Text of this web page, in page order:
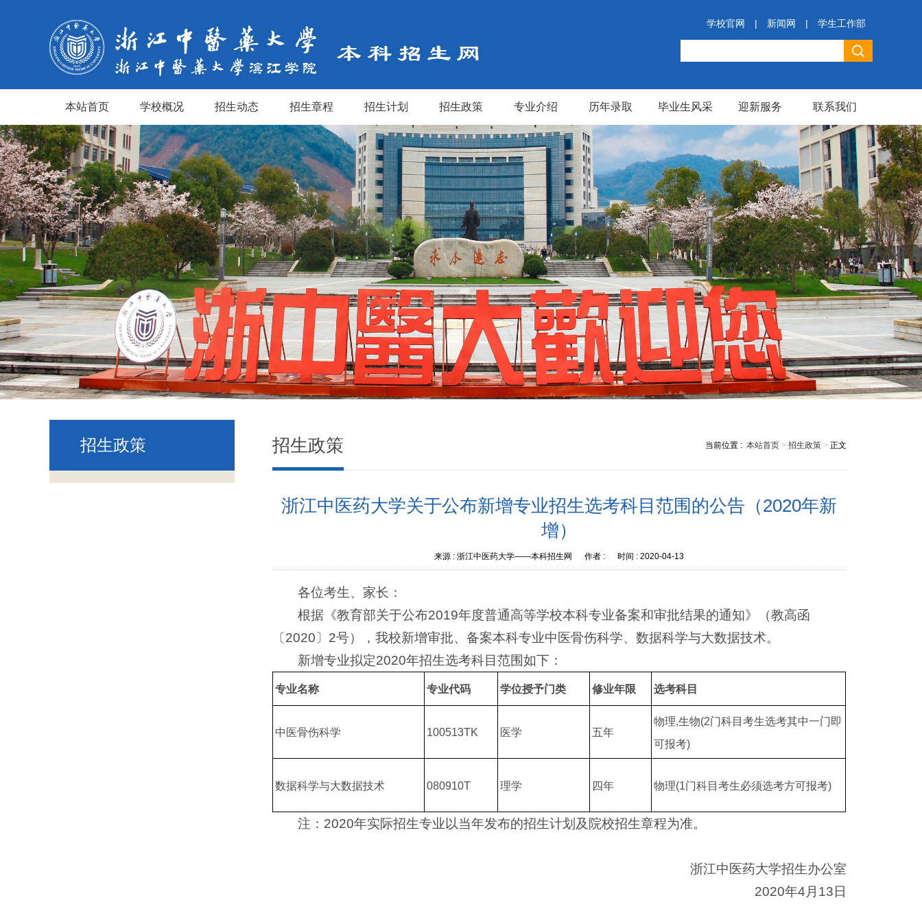
学校官网 | 新闻网 | 学生工作部
本站首页 学校概况 招生动态 招生章程 招生计划 招生政策 专业介绍 历年录取 毕业生风采 迎新服务 联系我们
招生政策 招生政策 当前位置 : 本站首页> 招生政策> 正文
浙江中医药大学关于公布新增专业招生选考科目范围的公告（2020年新
增）
来源 :浙江中医药大学——本科招生网 作者 : 时间 :2020-04-13
各位考生、家长：
根据《教育部关于公布2019年度普通高等学校本科专业备案和审批结果的通知》（教高函
〔2020〕2号），我校新增审批、备案本科专业中医骨伤科学、数据科学与大数据技术。
新增专业拟定2020年招生选考科目范围如下：
专业名称 专业代码 学位授予门类 修业年限 选考科目
中医骨伤科学 100513TK 医学 五年
物理,生物(2门科目考生选考其中一门即
可报考)
数据科学与大数据技术 080910T 理学 四年 物理(1门科目考生必须选考方可报考)
注：2020年实际招生专业以当年发布的招生计划及院校招生章程为准。
浙江中医药大学招生办公室
2020年4月13日